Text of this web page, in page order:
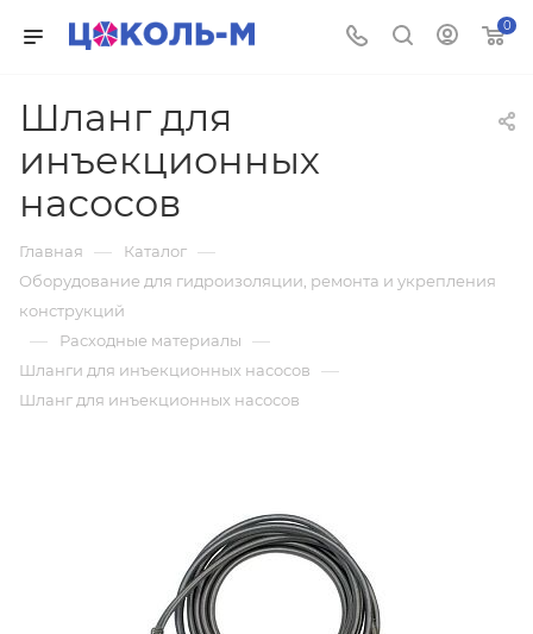
0
Шланг для
инъекционных
насосов
Главная — Каталог —
Оборудование для гидроизоляции, ремонта и укрепления
конструкций
— Расходные материалы —
Шланги для инъекционных насосов —
Шланг для инъекционных насосов